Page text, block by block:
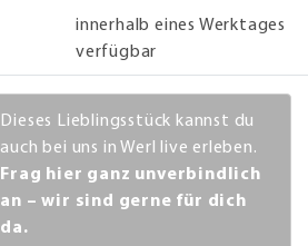
innerhalb eines Werktages
verfügbar
Dieses Lieblingsstück kannst du
auch bei uns in Werl live erleben.
Frag hier ganz unverbindlich
an – wir sind gerne für dich
da.